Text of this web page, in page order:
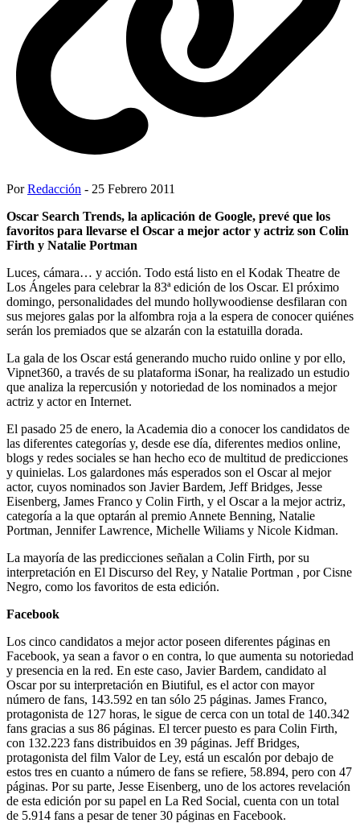
PorRedacción - 25 Febrero 2011
Oscar Search Trends, la aplicación de Google, prevé que los
favoritos para llevarse el Oscar a mejor actor y actriz son Colin
Firth y Natalie Portman
Luces, cámara… y acción. Todo está listo en el Kodak Theatre de
Los Ángeles para celebrar la 83ª edición de los Oscar. El próximo
domingo, personalidades del mundo hollywoodiense desfilaran con
sus mejores galas por la alfombra roja a la espera de conocer quiénes
serán los premiados que se alzarán con la estatuilla dorada.
La gala de los Oscar está generando mucho ruido online y por ello,
Vipnet360, a través de su plataforma iSonar, ha realizado un estudio
que analiza la repercusión y notoriedad de los nominados a mejor
actriz y actor en Internet.
El pasado 25 de enero, la Academia dio a conocer los candidatos de
las diferentes categorías y, desde ese día, diferentes medios online,
blogs y redes sociales se han hecho eco de multitud de predicciones
y quinielas. Los galardones más esperados son el Oscar al mejor
actor, cuyos nominados son Javier Bardem, Jeff Bridges, Jesse
Eisenberg, James Franco y Colin Firth, y el Oscar a la mejor actriz,
categoría a la que optarán al premio Annete Benning, Natalie
Portman, Jennifer Lawrence, Michelle Wiliams y Nicole Kidman.
La mayoría de las predicciones señalan a Colin Firth, por su
interpretación en El Discurso del Rey, y Natalie Portman , por Cisne
Negro, como los favoritos de esta edición.
Facebook
Los cinco candidatos a mejor actor poseen diferentes páginas en
Facebook, ya sean a favor o en contra, lo que aumenta su notoriedad
y presencia en la red. En este caso, Javier Bardem, candidato al
Oscar por su interpretación en Biutiful, es el actor con mayor
número de fans, 143.592 en tan sólo 25 páginas. James Franco,
protagonista de 127 horas, le sigue de cerca con un total de 140.342
fans gracias a sus 86 páginas. El tercer puesto es para Colin Firth,
con 132.223 fans distribuidos en 39 páginas. Jeff Bridges,
protagonista del film Valor de Ley, está un escalón por debajo de
estos tres en cuanto a número de fans se refiere, 58.894, pero con 47
páginas. Por su parte, Jesse Eisenberg, uno de los actores revelación
de esta edición por su papel en La Red Social, cuenta con un total
de 5.914 fans a pesar de tener 30 páginas en Facebook.